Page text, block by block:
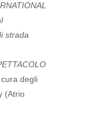
strada
degli
(Atrio